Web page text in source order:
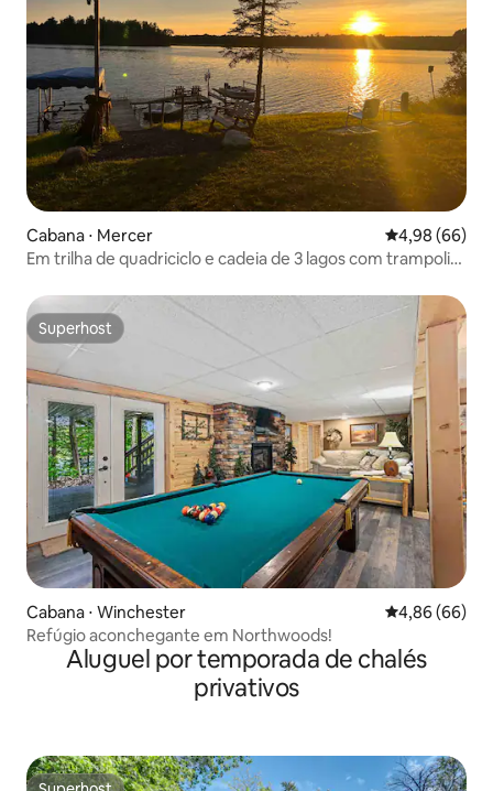
Cabana ⋅ Mercer 4,98 de uma
4,98 (66)
Em trilha de quadriciclo e cadeia de 3 lagos com trampolim
Superhost
Superhost
Cabana ⋅ Winchester 4,86 de uma
4,86 (66)
Refúgio aconchegante em Northwoods!
Aluguel por temporada de chalés
privativos